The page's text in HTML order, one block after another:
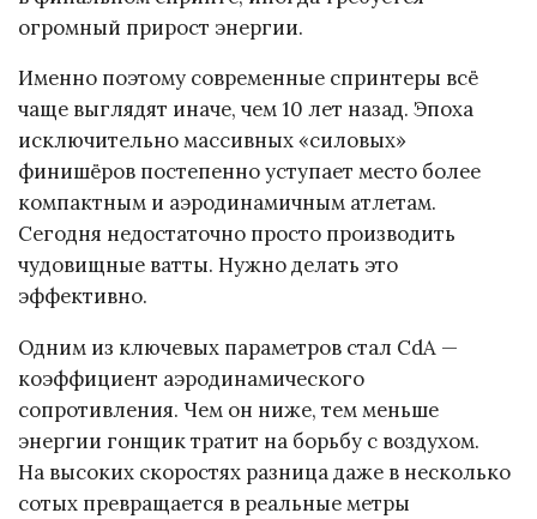
огромный прирост энергии.
Именно поэтому современные спринтеры всё
чаще выглядят иначе, чем 10 лет назад. Эпоха
исключительно массивных «силовых»
финишёров постепенно уступает место более
компактным и аэродинамичным атлетам.
Сегодня недостаточно просто производить
чудовищные ватты. Нужно делать это
эффективно.
Одним из ключевых параметров стал CdA —
коэффициент аэродинамического
сопротивления. Чем он ниже, тем меньше
энергии гонщик тратит на борьбу с воздухом.
На высоких скоростях разница даже в несколько
сотых превращается в реальные метры